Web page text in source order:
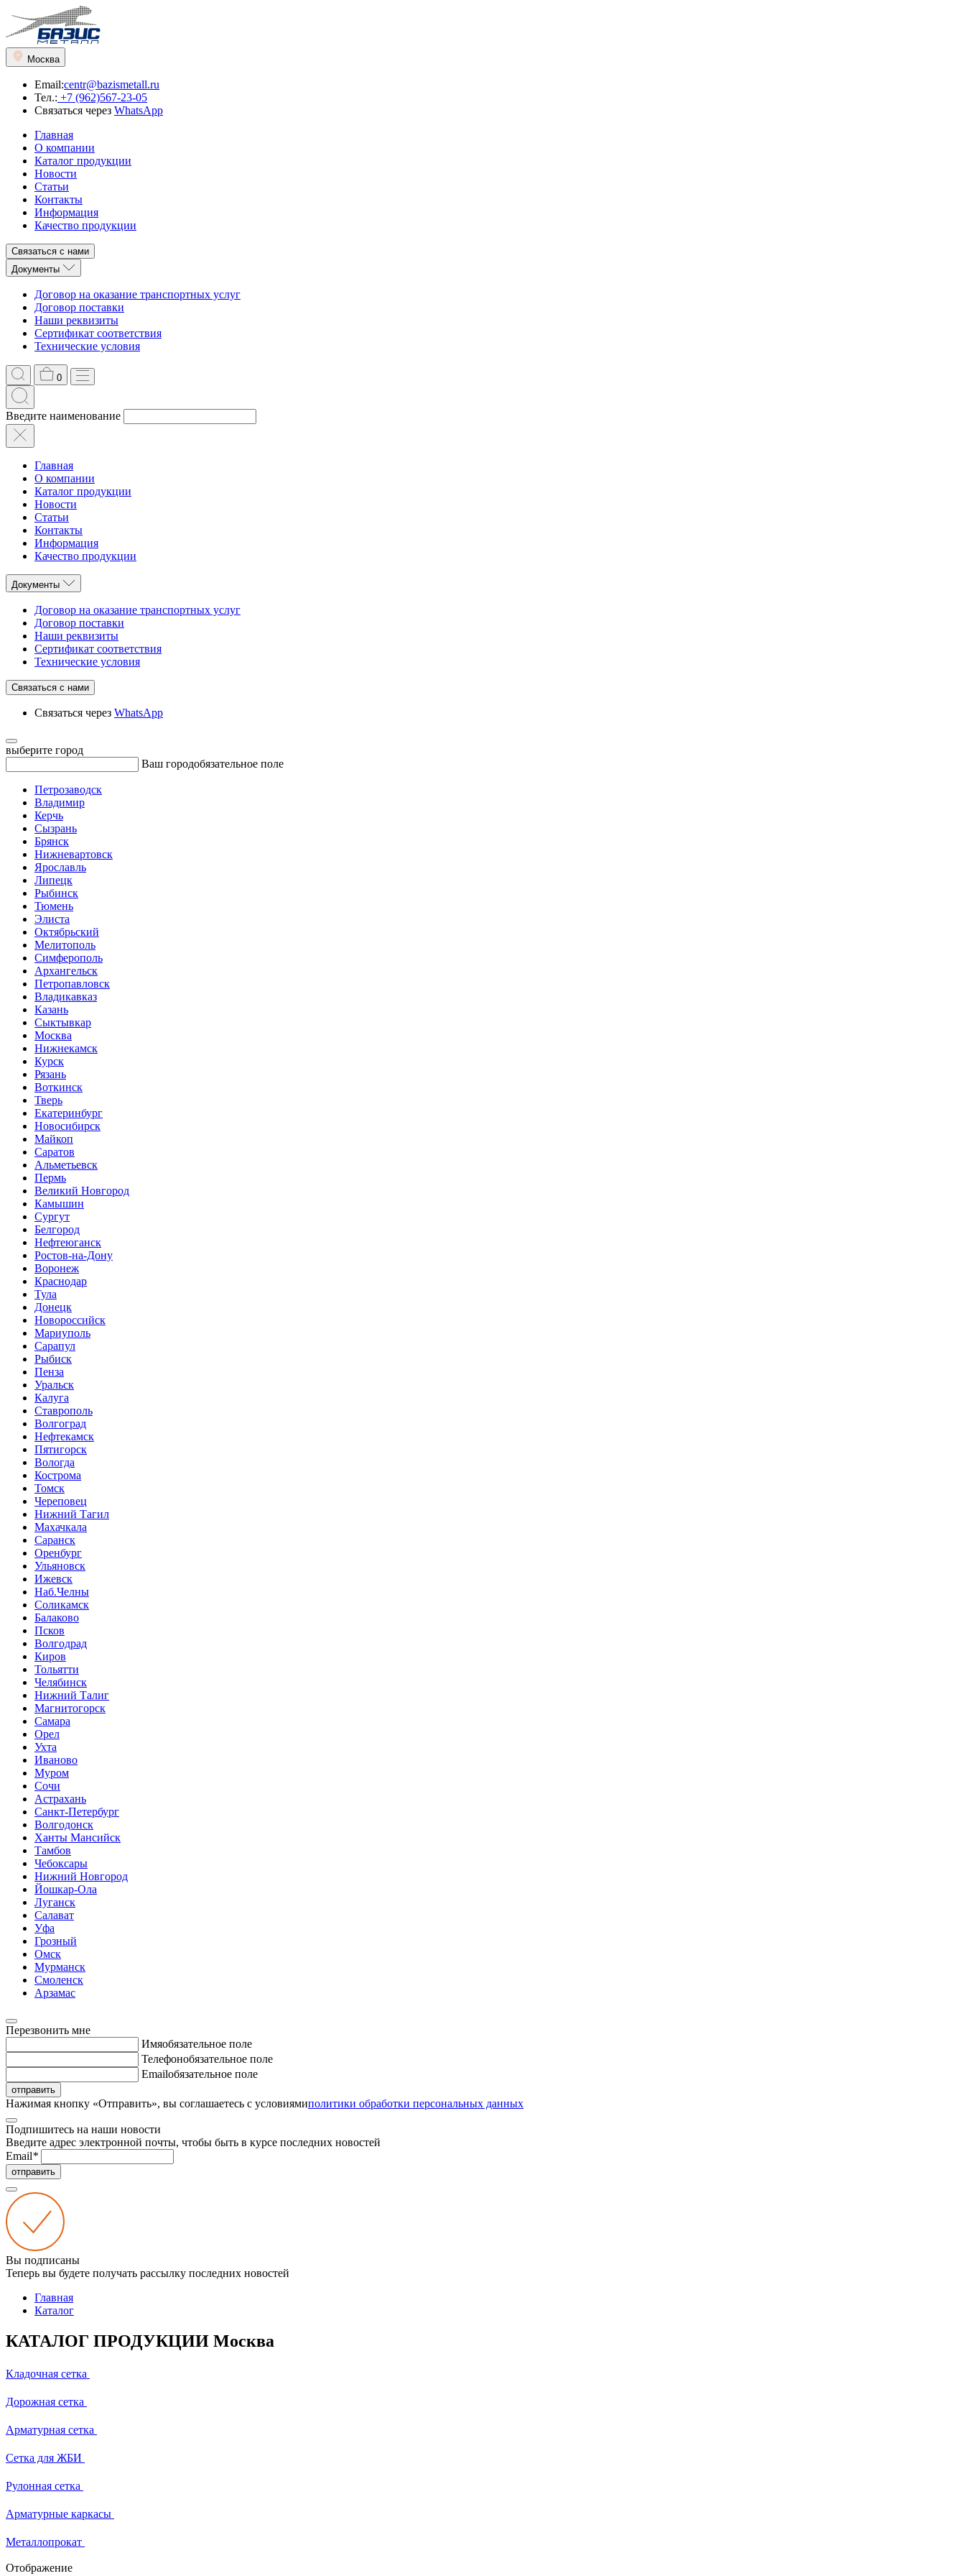
Москва
Email:centr@bazismetall.ru
Тел.: +7 (962)567-23-05
Связаться через WhatsApp
Главная
О компании
Каталог продукции
Новости
Статьи
Контакты
Информация
Качество продукции
Связаться с нами
Документы
Договор на оказание транспортных услуг
Договор поставки
Наши реквизиты
Сертификат соответствия
Технические условия
0
Введите наименование
Главная
О компании
Каталог продукции
Новости
Статьи
Контакты
Информация
Качество продукции
Документы
Договор на оказание транспортных услуг
Договор поставки
Наши реквизиты
Сертификат соответствия
Технические условия
Связаться с нами
Связаться через WhatsApp
выберите город
Ваш городобязательное поле
Петрозаводск
Владимир
Керчь
Сызрань
Брянск
Нижневартовск
Ярославль
Липецк
Рыбинск
Тюмень
Элиста
Октябрьский
Мелитополь
Симферополь
Архангельск
Петропавловск
Владикавказ
Казань
Сыктывкар
Москва
Нижнекамск
Курск
Рязань
Воткинск
Тверь
Екатеринбург
Новосибирск
Майкоп
Саратов
Альметьевск
Пермь
Великий Новгород
Камышин
Сургут
Белгород
Нефтеюганск
Ростов-на-Дону
Воронеж
Краснодар
Тула
Донецк
Новороссийск
Мариуполь
Сарапул
Рыбиск
Пенза
Уральск
Калуга
Ставрополь
Волгоград
Нефтекамск
Пятигорск
Вологда
Кострома
Томск
Череповец
Нижний Тагил
Махачкала
Саранск
Оренбург
Ульяновск
Ижевск
Наб.Челны
Соликамск
Балаково
Псков
Волгодрад
Киров
Тольятти
Челябинск
Нижний Талиг
Магнитогорск
Самара
Орел
Ухта
Иваново
Муром
Сочи
Астрахань
Санкт-Петербург
Волгодонск
Ханты Мансийск
Тамбов
Чебоксары
Нижний Новгород
Йошкар-Ола
Луганск
Салават
Уфа
Грозный
Омск
Мурманск
Смоленск
Арзамас
Перезвонить мне
Имяобязательное поле
Телефонобязательное поле
Emailобязательное поле
отправить
Нажимая кнопку «Отправить», вы соглашаетесь с условиямиполитики обработки персональных данных
Подпишитесь на наши новости
Введите адрес электронной почты, чтобы быть в курсе последних новостей
Email*
отправить
Вы подписаны
Теперь вы будете получать рассылку последних новостей
Главная
Каталог
КАТАЛОГ ПРОДУКЦИИ Москва
Кладочная сетка
Дорожная сетка
Арматурная сетка
Сетка для ЖБИ
Рулонная сетка
Арматурные каркасы
Металлопрокат
Отображение